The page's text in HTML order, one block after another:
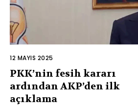
12 MAYIS 2025
PKK’nin fesih kararı
ardından AKP’den ilk
açıklama